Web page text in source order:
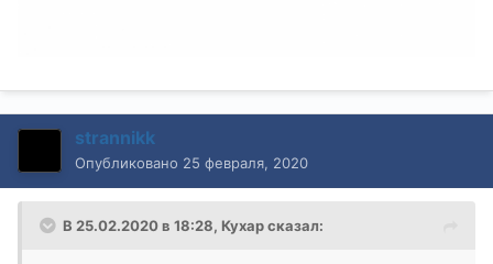
strannikk
Опубликовано 25 февраля, 2020
В 25.02.2020 в 18:28, Кухарсказал: